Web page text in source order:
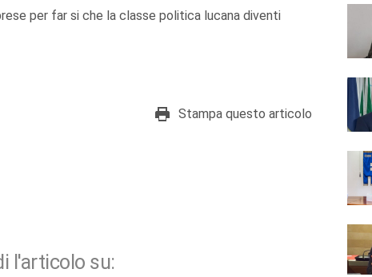
per far si che la classe politica lucana diventi
Stampa questo articolo
l'articolo su: